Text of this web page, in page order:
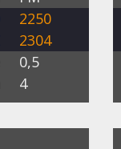
2250
2304
0,5
4